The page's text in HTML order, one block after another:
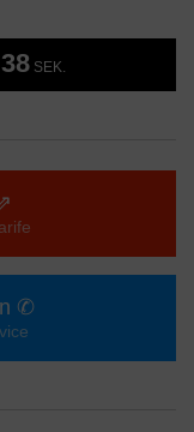
37 SEK.
✆